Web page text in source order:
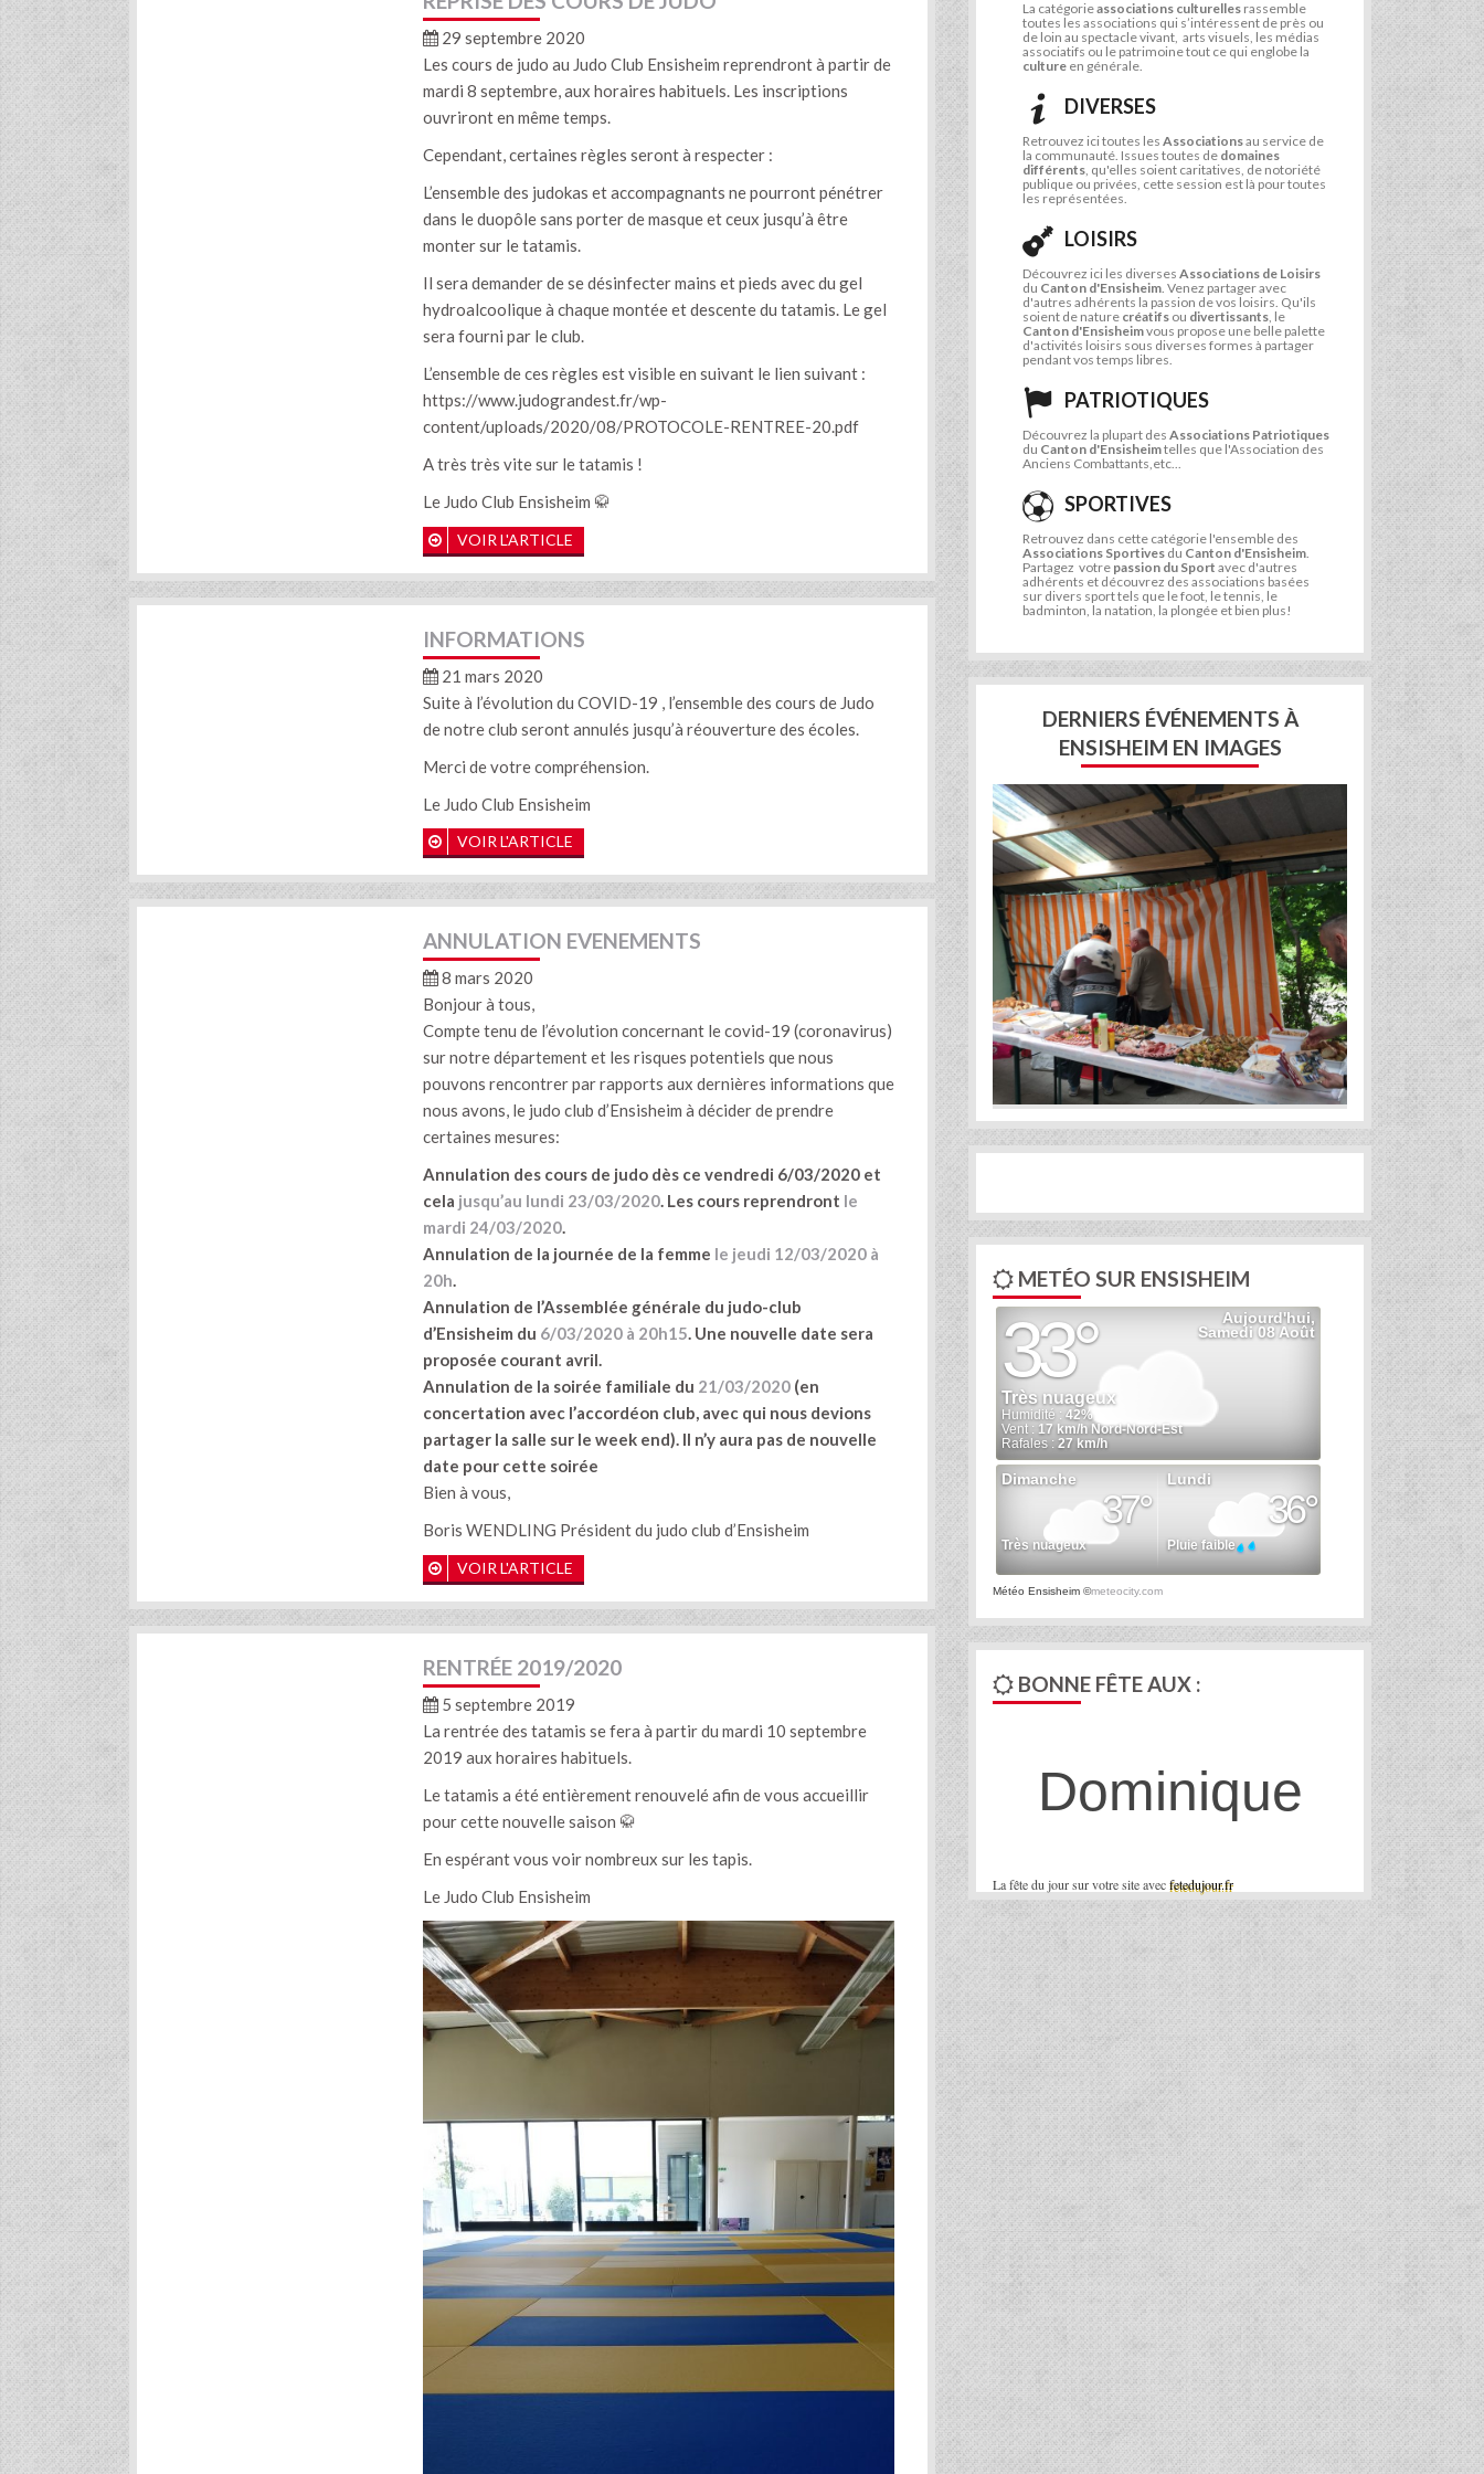
29 septembre 2020
Les cours de judo au Judo Club Ensisheim reprendront à partir de
mardi 8 septembre, aux horaires habituels. Les inscriptions
ouvriront en même temps.
Cependant, certaines règles seront à respecter :
L’ensemble des judokas et accompagnants ne pourront pénétrer
dans le duopôle sans porter de masque et ceux jusqu’à être
monter sur le tatamis.
Il sera demander de se désinfecter mains et pieds avec du gel
hydroalcoolique à chaque montée et descente du tatamis. Le gel
sera fourni par le club.
L’ensemble de ces règles est visible en suivant le lien suivant :
https://www.judograndest.fr/wp-
content/uploads/2020/08/PROTOCOLE-RENTREE-20.pdf
A très très vite sur le tatamis !
Le Judo Club Ensisheim 🥋
VOIR L'ARTICLE
INFORMATIONS
21 mars 2020
Suite à l’évolution du COVID-19 , l’ensemble des cours de Judo
de notre club seront annulés jusqu’à réouverture des écoles.
Merci de votre compréhension.
Le Judo Club Ensisheim
VOIR L'ARTICLE
ANNULATION EVENEMENTS
8 mars 2020
Bonjour à tous,
Compte tenu de l’évolution concernant le covid-19 (coronavirus)
sur notre département et les risques potentiels que nous
pouvons rencontrer par rapports aux dernières informations que
nous avons, le judo club d’Ensisheim à décider de prendre
certaines mesures:
Annulation des cours de judo dès ce vendredi 6/03/2020 et
cela jusqu’au lundi 23/03/2020. Les cours reprendront le
mardi 24/03/2020.
Annulation de la journée de la femme le jeudi 12/03/2020 à
20h.
Annulation de l’Assemblée générale du judo-club
d’Ensisheim du 6/03/2020 à 20h15. Une nouvelle date sera
proposée courant avril.
Annulation de la soirée familiale du 21/03/2020(en
concertation avec l’accordéon club, avec qui nous devions
partager la salle sur le week end). Il n’y aura pas de nouvelle
date pour cette soirée
Bien à vous,
Boris WENDLING Président du judo club d’Ensisheim
VOIR L'ARTICLE
RENTRÉE 2019/2020
5 septembre 2019
La rentrée des tatamis se fera à partir du mardi 10 septembre
2019 aux horaires habituels.
Le tatamis a été entièrement renouvelé afin de vous accueillir
pour cette nouvelle saison 🥋
En espérant vous voir nombreux sur les tapis.
Le Judo Club Ensisheim
La catégorieassociations culturelles rassemble
toutes les associations qui s’intéressent de près ou
de loin au spectacle vivant, arts visuels, les médias
associatifs ou le patrimoine tout ce qui englobe la
culture en générale.
DIVERSES
Retrouvez ici toutes les Associationsau service de
la communauté. Issues toutes de domaines
différents, qu'elles soient caritatives, de notoriété
publique ou privées, cette session est là pour toutes
les représentées.
LOISIRS
Découvrez ici les diverses Associations de Loisirs
du Canton d'Ensisheim. Venez partager avec
d'autres adhérents la passion de vos loisirs. Qu'ils
soient de nature créatifs ou divertissants, le
Canton d'Ensisheimvous propose une belle palette
d'activités loisirs sous diverses formes à partager
pendant vos temps libres.
PATRIOTIQUES
Découvrez la plupart des Associations Patriotiques
du Canton d'Ensisheimtelles que l'Association des
Anciens Combattants,etc...
SPORTIVES
Retrouvez dans cette catégorie l'ensemble des
Associations Sportives du Canton d'Ensisheim.
Partagez votre passion du Sport avec d'autres
adhérents et découvrez des associations basées
sur divers sport tels que le foot, le tennis, le
badminton, la natation, la plongée et bien plus!
DERNIERS ÉVÉNEMENTS À
ENSISHEIM EN IMAGES
METÉO SUR ENSISHEIM
Météo Ensisheim ©meteocity.com
BONNE FÊTE AUX :
La fête du jour sur votre site avecfetedujour.fr
Dominique